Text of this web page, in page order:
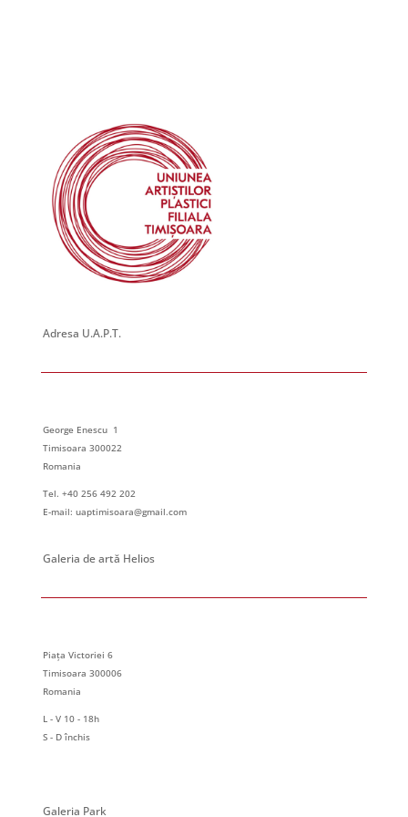
Adresa U.A.P.T.
George Enescu 1
Timisoara 300022
Romania
Tel. +40 256 492 202
E-mail: uaptimisoara@gmail.com
Galeria de artă Helios
Piața Victoriei 6
Timisoara 300006
Romania
L - V 10 - 18h
S - D închis
Galeria Park